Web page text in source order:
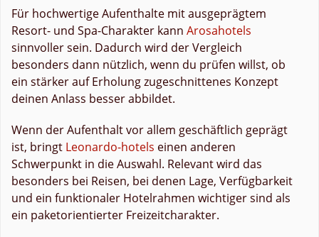
Für hochwertige Aufenthalte mit ausgeprägtem
Resort- und Spa-Charakter kann Arosahotels
sinnvoller sein. Dadurch wird der Vergleich
besonders dann nützlich, wenn du prüfen willst, ob
ein stärker auf Erholung zugeschnittenes Konzept
deinen Anlass besser abbildet.
Wenn der Aufenthalt vor allem geschäftlich geprägt
ist, bringt Leonardo-hotels einen anderen
Schwerpunkt in die Auswahl. Relevant wird das
besonders bei Reisen, bei denen Lage, Verfügbarkeit
und ein funktionaler Hotelrahmen wichtiger sind als
ein paketorientierter Freizeitcharakter.